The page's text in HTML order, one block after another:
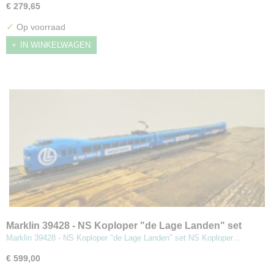
€ 279,65
✓ Op voorraad
IN WINKELWAGEN
Marklin 39428 - NS Koploper "de Lage Landen" set
Marklin 39428 - NS Koploper "de Lage Landen" set NS Koploper…
€ 599,00